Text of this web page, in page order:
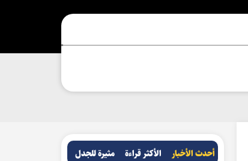
أحدث الأخبار الأکثر قراءة مثيرة للجدل